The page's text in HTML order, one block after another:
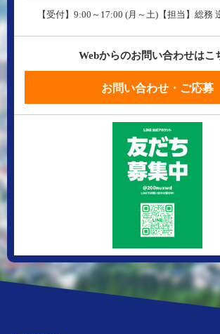
【受付】9:00～17:00 (月～土)【担当】総務
Webからのお問い合わせはこ
お問い合わせ・ご応募